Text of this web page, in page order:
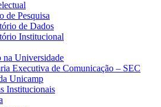
de Pesquisa
de Dados
Institucional
na Universidade
Executiva de Comunicação – SEC
Unicamp
Institucionais